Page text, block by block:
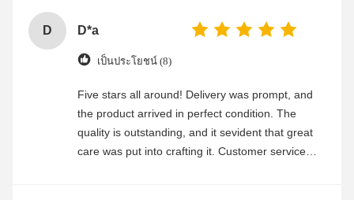
D D*a
เป็นประโยชน์ (8)
Five stars all around! Delivery was prompt, and
the product arrived in perfect condition. The
quality is outstanding, and it sevident that great
care was put into crafting it. Customer service